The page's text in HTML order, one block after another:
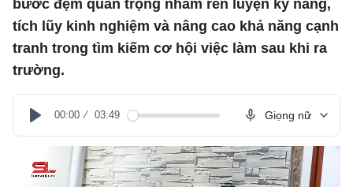
bước đệm quan trọng nhằm rèn luyện kỹ năng,
tích lũy kinh nghiệm và nâng cao khả năng cạnh
tranh trong tìm kiếm cơ hội việc làm sau khi ra
trường.
Play
00:00 03:49 Giọng nữ